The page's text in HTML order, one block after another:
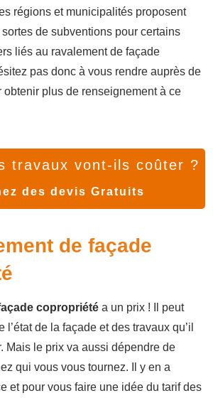
régions et municipalités proposent
de subventions pour certains
liés au ravalement de façade
pas donc à vous rendre auprès de
obtenir plus de renseignement à ce
travaux vont-ils coûter ?
des devis Gratuits
de façade
copropriété a un prix ! Il peut
de la façade et des travaux qu’il
Mais le prix va aussi dépendre de
qui vous vous tournez. Il y en a
et pour vous faire une idée du tarif des